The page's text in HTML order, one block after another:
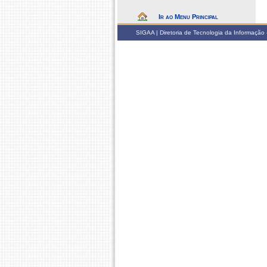
Ir ao Menu Principal
SIGAA | Diretoria de Tecnologia da